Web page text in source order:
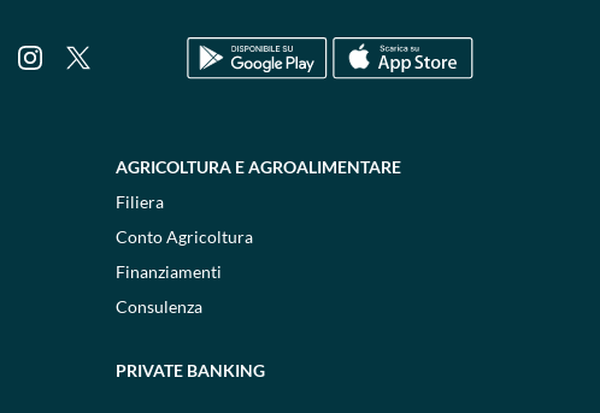
AGRICOLTURA E AGROALIMENTARE
Filiera
Conto Agricoltura
Finanziamenti
Consulenza
PRIVATE BANKING